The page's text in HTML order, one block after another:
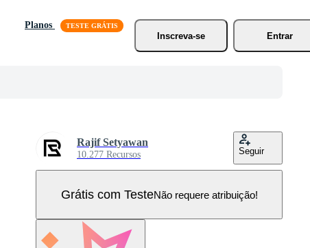
Planos
Inscreva-se
Entrar
Rajif Setyawan
10.277 Recursos Seguir
Grátis com TesteNão requere atribuição!